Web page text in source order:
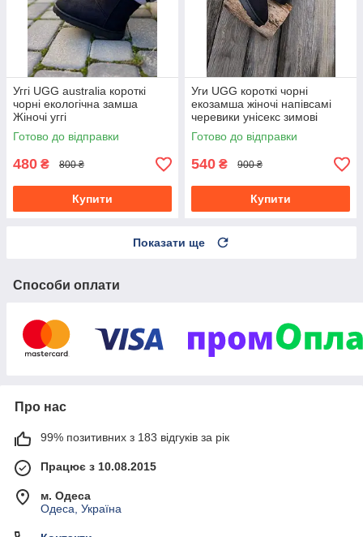
Уггі UGG australia короткі
чорні екологічна замша
Жіночі уггі
Готово до відправки
480 ₴ 800 ₴
Купити
Уги UGG короткі чорні
екозамша жіночі напівсамі
черевики унісекс зимові
Готово до відправки
540 ₴ 900 ₴
Купити
Показати ще
Способи оплати
Про нас
99% позитивних з 183 відгуків за рік
Працює з 10.08.2015
м. Одеса
Одеса, Україна